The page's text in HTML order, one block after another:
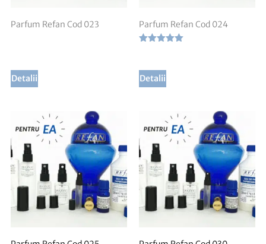
Parfum Refan Cod 023
Detalii
Parfum Refan Cod 024
Detalii